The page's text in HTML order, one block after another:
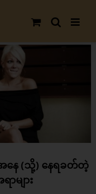
ေ (သို့) နေရခတ်တဲ့
များ